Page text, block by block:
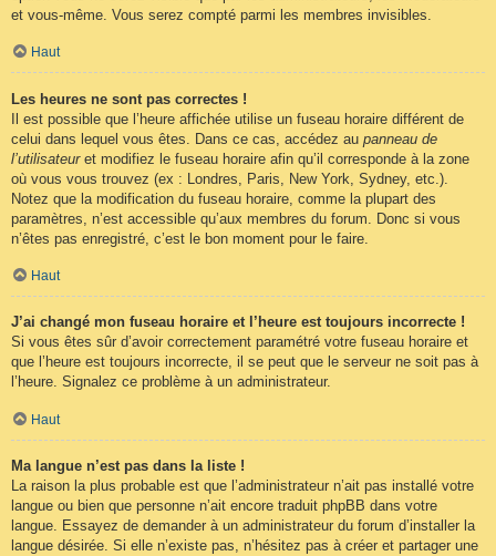
et vous-même. Vous serez compté parmi les membres invisibles.
Haut
Les heures ne sont pas correctes !
Il est possible que l’heure affichée utilise un fuseau horaire différent de
celui dans lequel vous êtes. Dans ce cas, accédez au panneau de
l’utilisateuret modifiez le fuseau horaire afin qu’il corresponde à la zone
où vous vous trouvez (ex : Londres, Paris, New York, Sydney, etc.).
Notez que la modification du fuseau horaire, comme la plupart des
paramètres, n’est accessible qu’aux membres du forum. Donc si vous
n’êtes pas enregistré, c’est le bon moment pour le faire.
Haut
J’ai changé mon fuseau horaire et l’heure est toujours incorrecte !
Si vous êtes sûr d’avoir correctement paramétré votre fuseau horaire et
que l’heure est toujours incorrecte, il se peut que le serveur ne soit pas à
l’heure. Signalez ce problème à un administrateur.
Haut
Ma langue n’est pas dans la liste !
La raison la plus probable est que l’administrateur n’ait pas installé votre
langue ou bien que personne n’ait encore traduit phpBB dans votre
langue. Essayez de demander à un administrateur du forum d’installer la
langue désirée. Si elle n’existe pas, n’hésitez pas à créer et partager une